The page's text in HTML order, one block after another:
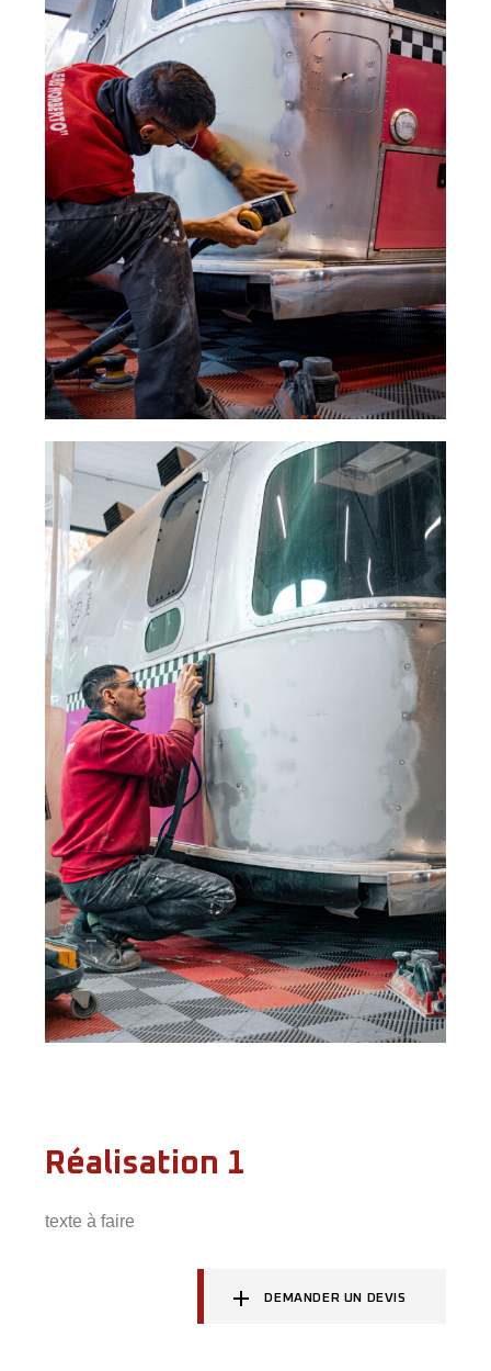
Réalisation 1
texte à faire
DEMANDER UN DEVIS